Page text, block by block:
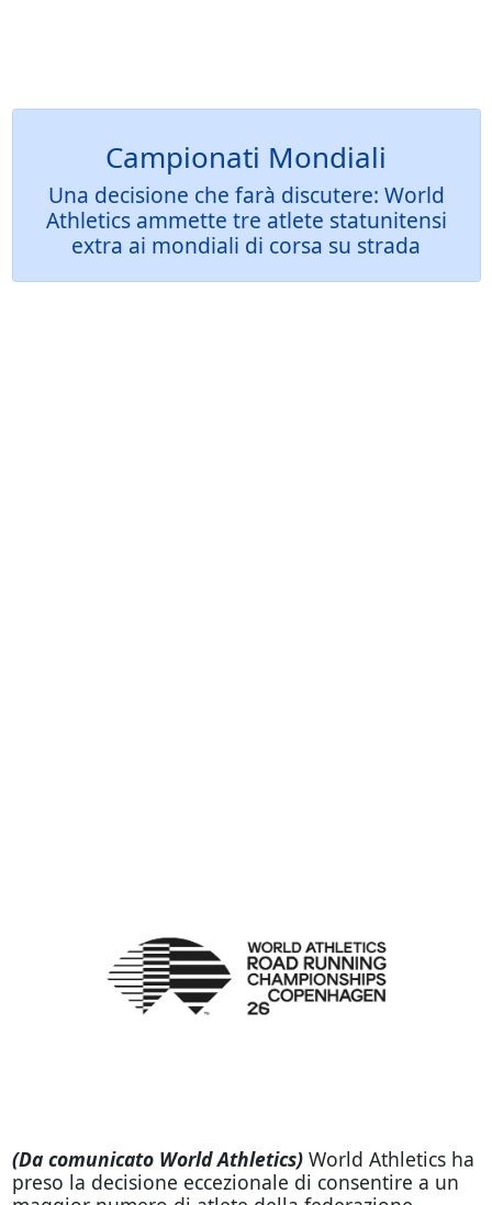
Campionati Mondiali
Una decisione che farà discutere: World
Athletics ammette tre atlete statunitensi
extra ai mondiali di corsa su strada
(Da comunicato World Athletics) World Athletics ha
preso la decisione eccezionale di consentire a un